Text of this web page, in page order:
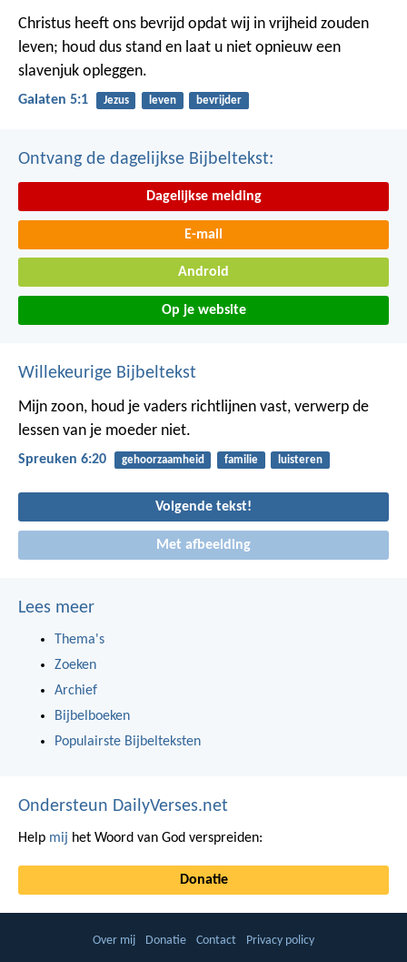
Christus heeft ons bevrijd opdat wij in vrijheid zouden
leven; houd dus stand en laat u niet opnieuw een
slavenjuk opleggen.
Galaten 5:1 Jezus leven bevrijder
Ontvang de dagelijkse Bijbeltekst:
Dagelijkse melding
E-mail
Android
Op je website
Willekeurige Bijbeltekst
Mijn zoon, houd je vaders richtlijnen vast, verwerp de
lessen van je moeder niet.
Spreuken 6:20 gehoorzaamheid familie luisteren
Volgende tekst!
Met afbeelding
Lees meer
Thema's
Zoeken
Archief
Bijbelboeken
Populairste Bijbelteksten
Ondersteun DailyVerses.net
Help mij het Woord van God verspreiden:
Donatie
Over mij Donatie Contact Privacy policy